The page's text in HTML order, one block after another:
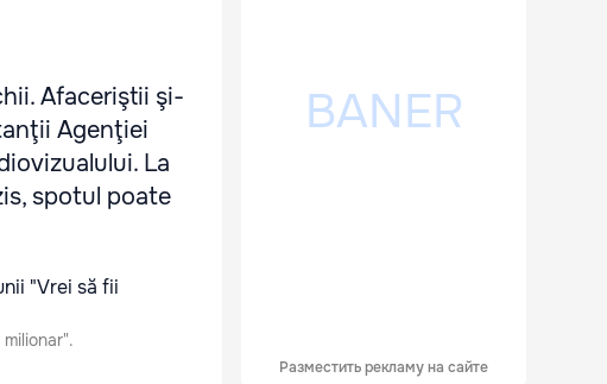
Afaceriştii şi-
Agenţiei
La
spotul poate
Разместить рекламу на сайте